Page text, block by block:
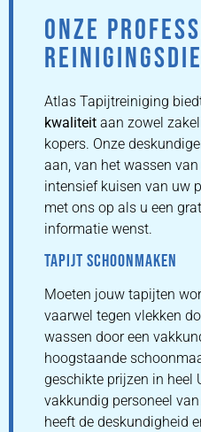
ONZE
Atlas Tapijtreiniging
kwaliteit aan zowel
kopers. Onze
aan, van het wassen
intensief kuisen van uw
met ons op als u een
informatie wenst.
TAPIJT SCHOONMAKEN
Moeten jouw tapijten
vaarwel tegen vlekken
wassen door een
hoogstaande
geschikte prijzen in heel
vakkundig personeel
heeft de deskundigheid